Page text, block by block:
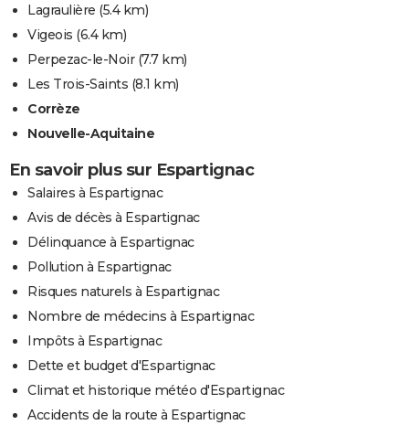
Lagraulière (5.4 km)
Vigeois (6.4 km)
Perpezac-le-Noir(7.7 km)
Les Trois-Saints (8.1 km)
Corrèze
Nouvelle-Aquitaine
En savoir plus sur Espartignac
Salaires à Espartignac
Avis de décès à Espartignac
Délinquance à Espartignac
Pollution à Espartignac
Risques naturels à Espartignac
Nombre de médecins à Espartignac
Impôts à Espartignac
Dette et budget d'Espartignac
Climat et historique météo d'Espartignac
Accidents de la route à Espartignac